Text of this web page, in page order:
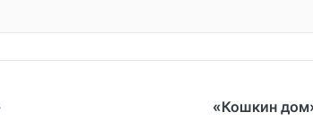
«Кошкин